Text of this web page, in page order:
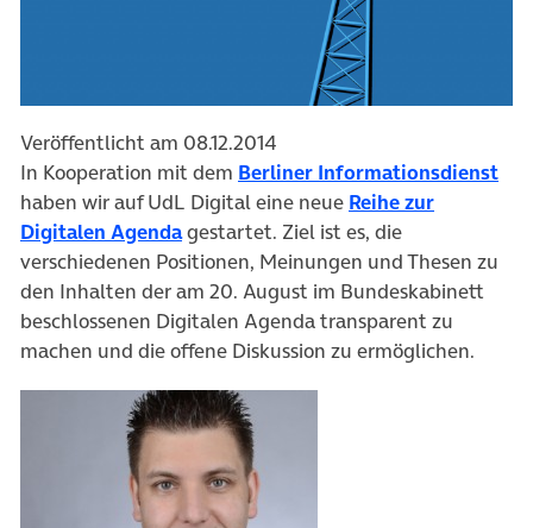
Veröffentlicht am 08.12.2014
In Kooperation mit dem Berliner Informationsdienst
haben wir auf UdL Digital eine neue Reihe zur
Digitalen Agendagestartet. Ziel ist es, die
verschiedenen Positionen, Meinungen und Thesen zu
den Inhalten der am 20. August im Bundeskabinett
beschlossenen Digitalen Agenda transparent zu
machen und die offene Diskussion zu ermöglichen.